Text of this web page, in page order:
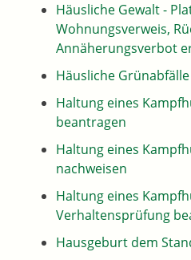
Häusliche Gewalt -
Wohnungsverweis,
Annäherungsverbot
Häusliche
Haltung eines
beantragen
Haltung eines
nachweisen
Haltung eines
Verhaltensprüfung
Hausgeburt dem